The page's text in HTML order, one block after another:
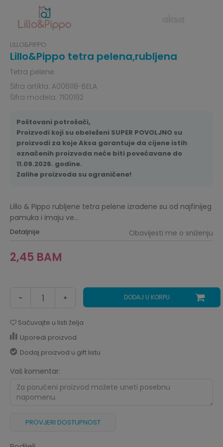
LILLO&PIPPO
Lillo&Pippo tetra pelena,rubljena
Tetra pelene
Šifra artikla: A006118-BELA
Šifra modela: 7100192
Poštovani potrošači,
Proizvodi koji su obeleženi SUPER POVOLJNO su
proizvodi za koje Aksa garantuje da cijene istih
označenih proizvoda neće biti povećavane do
11.09.2026. godine.
Zalihe proizvoda su ograničene!
Lillo & Pippo rubljene tetra pelene izrađene su od najfinijeg
pamuka i imaju ve...
Detaljnije
2,45 BAM
Obavijesti me o sniženju
DODAJ U KORPU
Sačuvajte u listi želja
Uporedi proizvod
Dodaj proizvod u gift listu
Vaš komentar:
PROVJERI DOSTUPNOST